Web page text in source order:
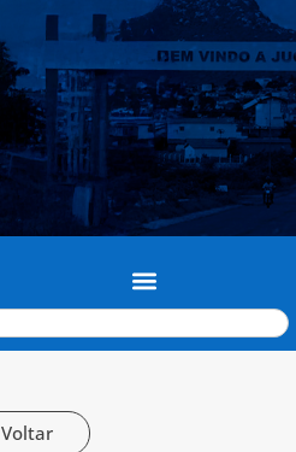
Voltar